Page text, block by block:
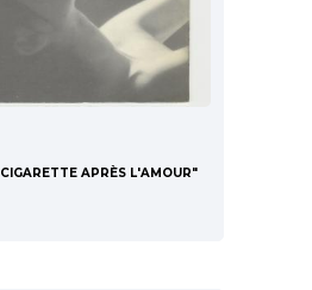
APRÈS L'AMOUR"